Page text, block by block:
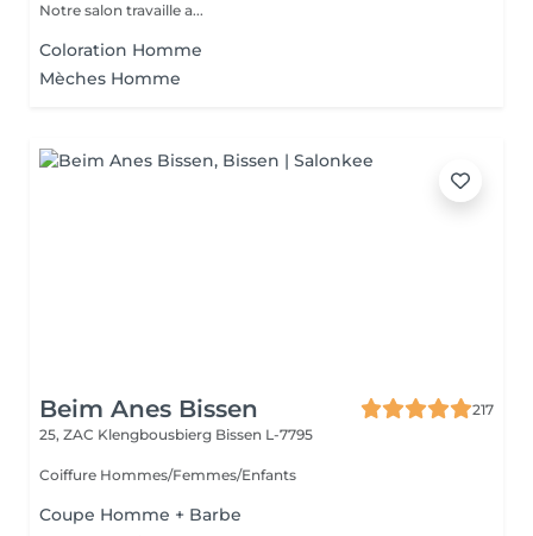
Notre salon travaille a...
Coloration Homme
Mèches Homme
Beim Anes Bissen
217
25, ZAC Klengbousbierg Bissen L-7795
Coiffure Hommes/Femmes/Enfants
Coupe Homme + Barbe